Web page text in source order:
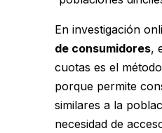
En investigación
de consumidores,
cuotas es el
porque permite
similares a la
necesidad de